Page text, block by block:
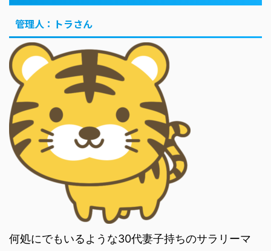
管理人：トラさん
何処にでもいるような30代妻子持ちのサラリーマ